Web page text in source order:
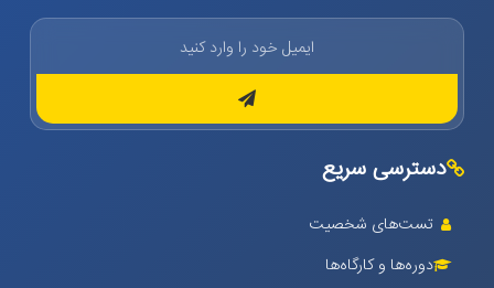
دسترسی سریع
تست‌های شخصیت
دوره‌ها و کارگاه‌ها